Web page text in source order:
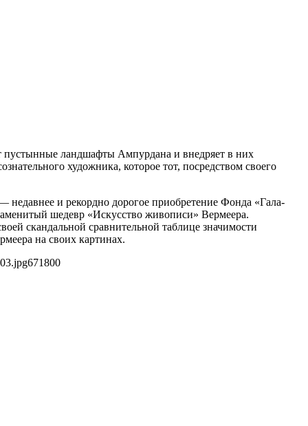
пустынные ландшафты Ампурдана и внедряет в них
художника, которое тот, посредством своего
и рекордно дорогое приобретение Фонда «Гала-
шедевр «Искусство живописи» Вермеера.
скандальной сравнительной таблице значимости
на своих картинах.
671800